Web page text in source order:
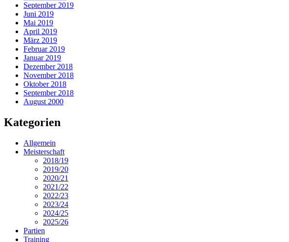
September 2019
Juni 2019
Mai 2019
April 2019
März 2019
Februar 2019
Januar 2019
Dezember 2018
November 2018
Oktober 2018
September 2018
August 2000
Kategorien
Allgemein
Meisterschaft
2018/19
2019/20
2020/21
2021/22
2022/23
2023/24
2024/25
2025/26
Partien
Training